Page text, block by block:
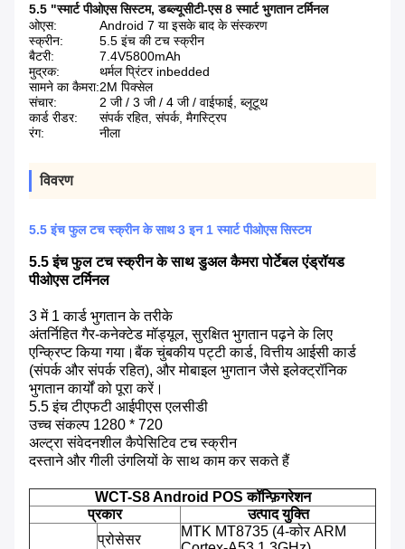
5.5 "स्मार्ट पीओएस सिस्टम,डब्ल्यूसीटी-एस 8 स्मार्ट भुगतान टर्मिनल
ओएस:
Android 7 या इसके बाद के संस्करण
स्क्रीन:
5.5 इंच की टच स्क्रीन
बैटरी:
7.4V5800mAh
मुद्रक:
थर्मल प्रिंटर inbedded
सामने का कैमरा:2M पिक्सेल
संचार:
2 जी / 3 जी / 4 जी / वाईफाई, ब्लूटूथ
कार्ड रीडर:
संपर्क रहित, संपर्क, मैगस्ट्रिप
रंग:
नीला
विवरण
5.5 इंच फुल टच स्क्रीन के साथ 3 इन 1 स्मार्ट पीओएस सिस्टम
5.5 इंच फुल टच स्क्रीन के साथ डुअल कैमरा पोर्टेबल एंड्रॉयड
पीओएस टर्मिनल
3 में 1 कार्ड भुगतान के तरीके
अंतर्निहित गैर-कनेक्टेड मॉड्यूल, सुरक्षित भुगतान पढ़ने के लिए
एन्क्रिप्ट किया गया।बैंक चुंबकीय पट्टी कार्ड, वित्तीय आईसी कार्ड
(संपर्क और संपर्क रहित), और मोबाइल भुगतान जैसे इलेक्ट्रॉनिक
भुगतान कार्यों को पूरा करें।
5.5 इंच टीएफटी आईपीएस एलसीडी
उच्च संकल्प 1280 * 720
अल्ट्रा संवेदनशील कैपेसिटिव टच स्क्रीन
दस्ताने और गीली उंगलियों के साथ काम कर सकते हैं
WCT-S8 Android POS कॉन्फ़िगरेशन
प्रकार
उत्पाद युक्ति
प्रोसेसर
MTK MT8735 (4-कोर ARM